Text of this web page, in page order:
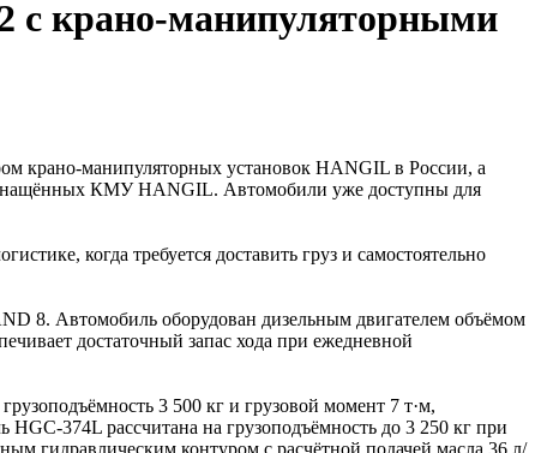
с крано-манипуляторными
крано-манипуляторных установок HANGIL в России, а
КМУ HANGIL. Автомобили уже доступны для
когда требуется доставить груз и самостоятельно
8. Автомобиль оборудован дизельным двигателем объёмом
достаточный запас хода при ежедневной
3 500 кг и грузовой момент 7 т·м,
374L рассчитана на грузоподъёмность до 3 250 кг при
гидравлическим контуром с расчётной подачей масла 36 л/